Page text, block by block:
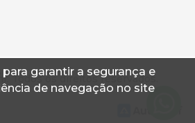
garantir a segurança e
de navegação no site
Todos os direitos reservados.